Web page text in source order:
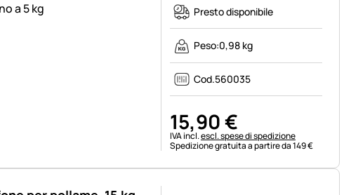
a 5 kg
Presto disponibile
Peso:0,98 kg
Cod.560035
15,90€
Informazioni fiscali:
IVA incl.escl. spese di spedizione
Spedizione gratuita a partire da 149 €